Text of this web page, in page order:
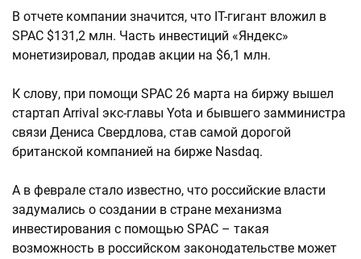
В отчете компании значится, что IT-гигант вложил в
SPAC $131,2 млн. Часть инвестиций «Яндекс»
монетизировал, продав акции на $6,1 млн.
К слову, при помощи SPAC 26 марта на биржу вышел
стартап Arrival экс-главы Yota и бывшего замминистра
связи Дениса Свердлова, став самой дорогой
британской компанией на бирже Nasdaq.
А в феврале стало известно, что российские власти
задумались о создании в стране механизма
инвестирования с помощью SPAC – такая
возможность в российском законодательстве может